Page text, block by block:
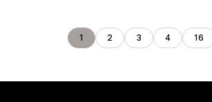
1 2 3 4 16